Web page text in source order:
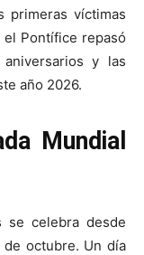
primeras víctimas
Pontífice repasó
y las
año 2026.
Mundial
se celebra desde
octubre. Un día